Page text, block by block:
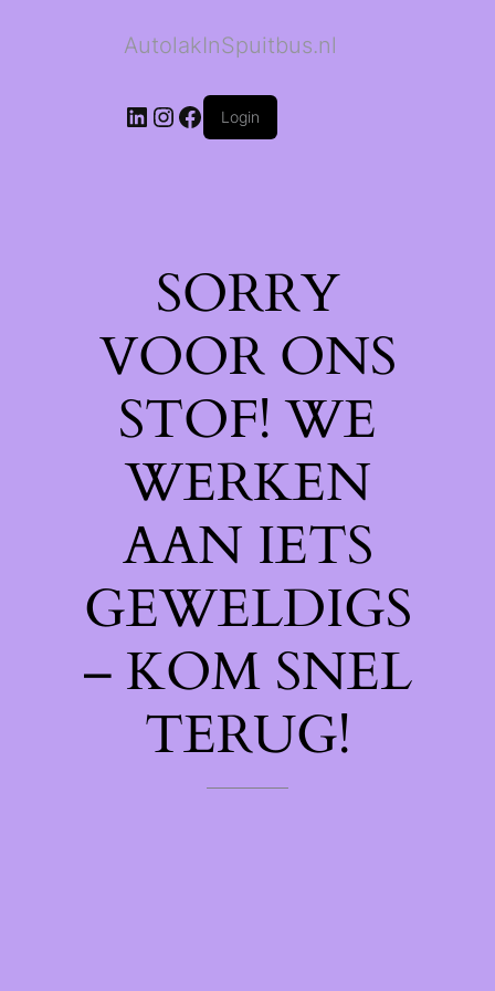
AutolakInSpuitbus.nl
LinkedIn
Instagram
Facebook
Login
SORRY
VOOR ONS
STOF! WE
WERKEN
AAN IETS
GEWELDIGS
– KOM SNEL
TERUG!